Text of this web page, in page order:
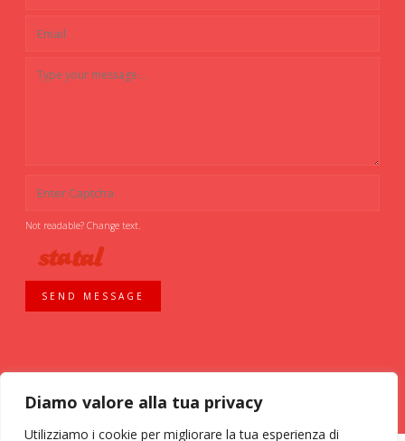
Diamo valore alla tua privacy
Utilizziamo i cookie per migliorare la tua esperienza di
Not readable? Change text.
SEND MESSAGE